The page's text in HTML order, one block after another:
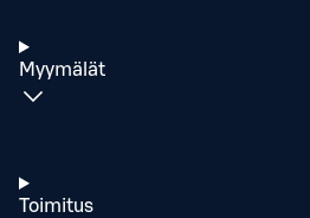
Myymälät
Toimitus